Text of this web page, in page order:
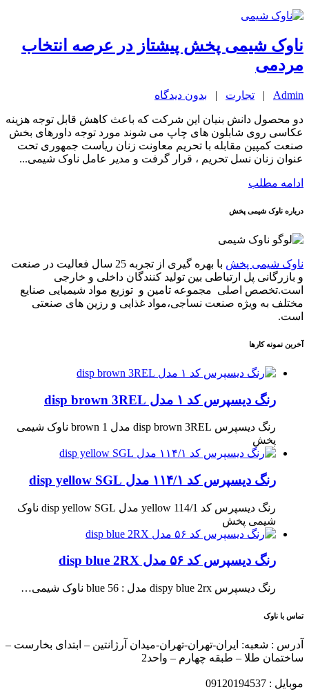
ناوک شیمی پخش پیشتاز در عرصه انتخاب
مردمی
Admin
| تجارت | بدون دیدگاه
دو محصول دانش بنیان این شرکت که باعث کاهش قابل توجه هزینه
عکاسی روی شابلون های چاپ می شوند مورد توجه داورهای بخش
صنعت کمپین مقابله با تحریم معاونت زنان ریاست جمهوری تحت
عنوان زنان نسل تحریم ، قرار گرفت و مدیر عامل ناوک شیمی...
ادامه مطلب
درباره ناوک شیمی پخش
ناوک شیمی پخش
با بهره گیری از تجربه 25 سال فعالیت در صنعت
و بازرگانی پل ارتباطی بین تولید کنندگان داخلی و خارجی
است.تخصص اصلی مجموعه تامین و توزیع مواد شیمیایی صنایع
مختلف به ویژه صنعت نساجی،مواد غذایی و رزین های صنعتی
است.
آخرین نمونه کارها
رنگ دیسپرس کد ۱ مدل disp brown 3REL
رنگ دیسپرس disp brown 3REL مدل brown 1 ناوک شیمی
پخش
رنگ دیسپرس کد ۱۱۴/۱ مدل disp yellow SGL
رنگ دیسپرس کد yellow 114/1 مدل disp yellow SGL ناوک
شیمی پخش
رنگ دیسپرس کد ۵۶ مدل disp blue 2RX
رنگ دیسپرس dispy blue 2rx مدل : blue 56 ناوک شیمی…
تماس با ناوک
آدرس : شعبه: ایران-تهران-تهران-میدان آرژانتین – ابتدای بخارست –
ساختمان طلا – طبقه چهارم – واحد2
موبایل : 09120194537